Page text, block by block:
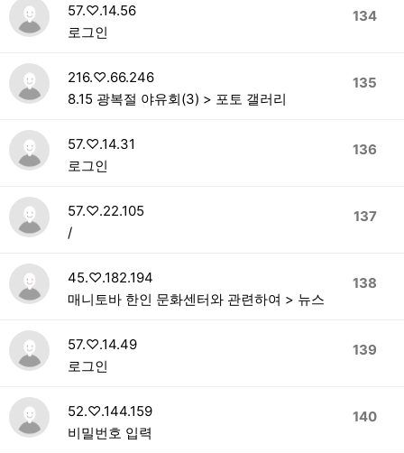
134
57.♡.14.56
로그인
135
216.♡.66.246
8.15 광복절 야유회(3) > 포토 갤러리
136
57.♡.14.31
로그인
137
57.♡.22.105
/
138
45.♡.182.194
매니토바 한인 문화센터와 관련하여 > 뉴스
139
57.♡.14.49
로그인
140
52.♡.144.159
비밀번호 입력